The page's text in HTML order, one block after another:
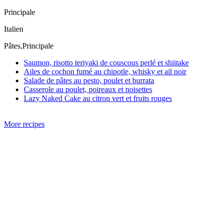
Principale
Italien
Pâtes,Principale
Saumon, risotto teriyaki de couscous perlé et shiitake
Ailes de cochon fumé au chipotle, whisky et ail noir
Salade de pâtes au pesto, poulet et burrata
Casserole au poulet, poireaux et noisettes
Lazy Naked Cake au citron vert et fruits rouges
More recipes